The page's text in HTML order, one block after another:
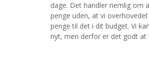
dage. Det handler nemlig om
penge uden, at vi
penge til det i dit budget. Vi
nyt, men derfor er det godt